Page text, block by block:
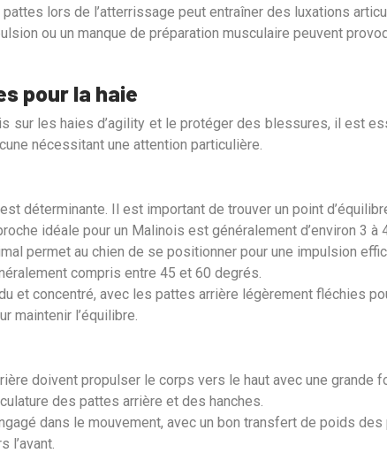
lors de l’atterrissage peut entraîner des luxations
ou un manque de préparation musculaire peuvent
pour la haie
sur les haies d’agility et le protéger des blessures, il est
nécessitant une attention particulière.
déterminante. Il est important de trouver un point
idéale pour un Malinois est généralement d’environ 3
permet au chien de se positionner pour une impulsion
compris entre 45 et 60 degrés.
et concentré, avec les pattes arrière légèrement fléchies
maintenir l’équilibre.
doivent propulser le corps vers le haut avec une grande
des pattes arrière et des hanches.
dans le mouvement, avec un bon transfert de poids
l’avant.